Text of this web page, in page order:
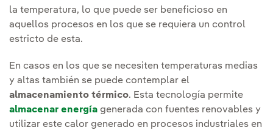
la temperatura, lo que puede ser beneficioso en
aquellos procesos en los que se requiera un control
estricto de esta.
En casos en los que se necesiten temperaturas medias
y altas también se puede contemplar el
almacenamiento térmico. Esta tecnología permite
almacenar energía generada con fuentes renovables y
utilizar este calor generado en procesos industriales en